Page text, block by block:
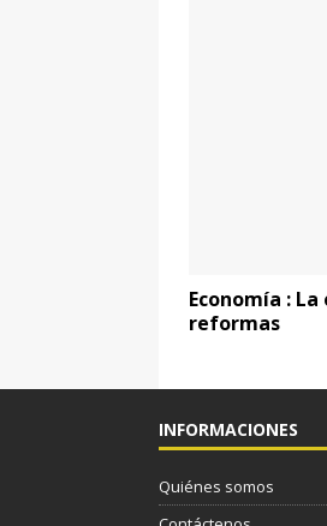
Economía :
reformas
INFORMACIONES
Quiénes somos